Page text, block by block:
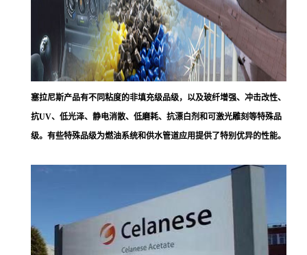
塞拉尼斯产品有不同粘度的非填充级品级，以及玻纤增强、冲击改性、
抗UV、低光泽、静电消散、低磨耗、抗漂白剂和可激光雕刻等特殊品
级。有些特殊品级为燃油系统和供水管道应用提供了特别优异的性能。